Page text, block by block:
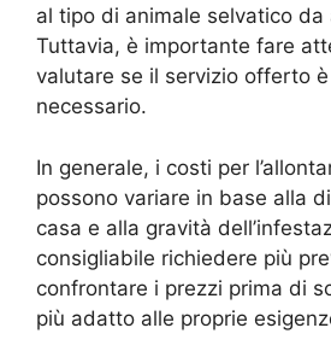
al tipo di animale selvatico da
Tuttavia, è importante fare
valutare se il servizio offerto
necessario.
In generale, i costi per
possono variare in base alla
casa e alla gravità
consigliabile richiedere più
confrontare i prezzi prima di
più adatto alle proprie